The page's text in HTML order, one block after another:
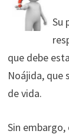
Su
que debe
Noájida, que
de vida.
Sin